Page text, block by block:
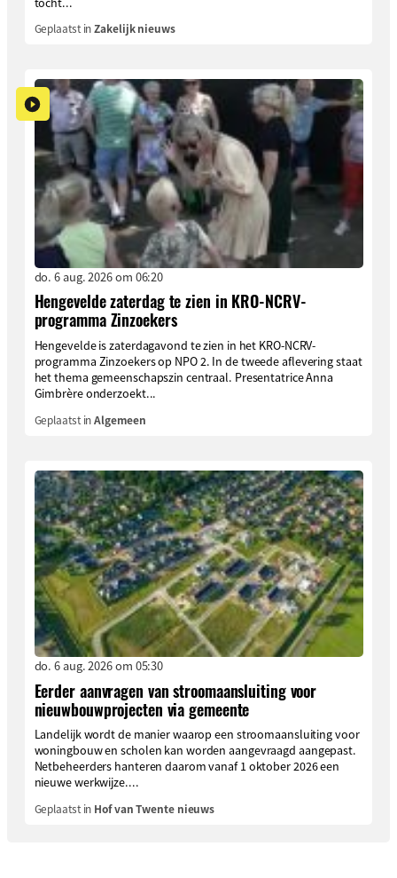
Geplaatst inZakelijk nieuws
do. 6 aug. 2026 om 06:20
Hengevelde zaterdag te zien in KRO-NCRV-
programma Zinzoekers
Hengevelde is zaterdagavond te zien in het KRO-NCRV-
programma Zinzoekers op NPO 2. In de tweede aflevering staat
het thema gemeenschapszin centraal. Presentatrice Anna
Gimbrère onderzoekt...
Geplaatst inAlgemeen
do. 6 aug. 2026 om 05:30
Eerder aanvragen van stroomaansluiting voor
nieuwbouwprojecten via gemeente
Landelijk wordt de manier waarop een stroomaansluiting voor
woningbouw en scholen kan worden aangevraagd aangepast.
Netbeheerders hanteren daarom vanaf 1 oktober 2026 een
nieuwe werkwijze....
Geplaatst in Hof van Twente nieuws